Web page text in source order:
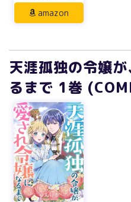
amazon
天涯孤独の令嬢
るまで 1巻